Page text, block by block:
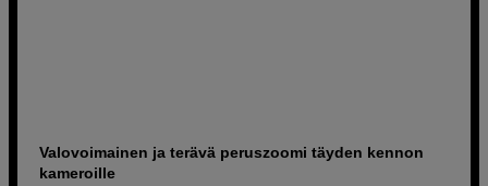
Valovoimainen ja terävä peruszoomi täyden kennon
kameroille